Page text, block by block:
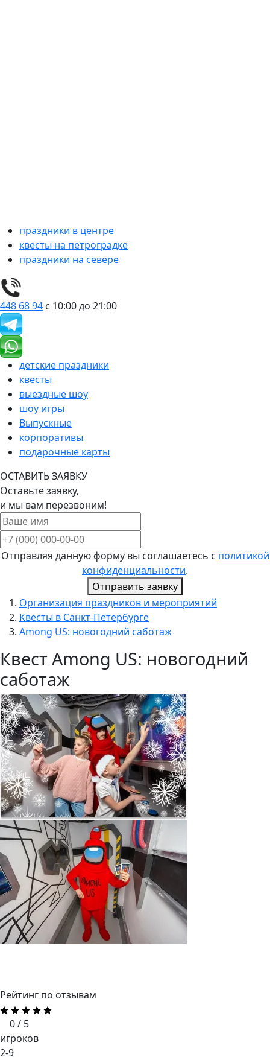
праздники в центре
квесты на петроградке
праздники на севере
448 68 94 с 10:00 до 21:00
детские праздники
квесты
выездные шоу
шоу игры
Выпускные
корпоративы
подарочные карты
ОСТАВИТЬ ЗАЯВКУ
Оставьте заявку,
и мы вам перезвоним!
Отправляя данную форму вы соглашаетесь с политикой
конфиденциальности.
Отправить заявку
Организация праздников и мероприятий
Квесты в Санкт-Петербурге
Among US: новогодний саботаж
Квест Among US: новогодний
саботаж
Рейтинг по отзывам
0 / 5
игроков
2-9